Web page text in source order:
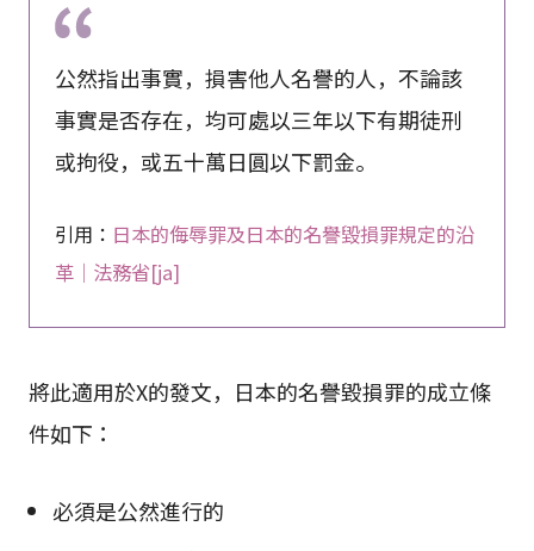
公然指出事實，損害他人名譽的人，不論該
事實是否存在，均可處以三年以下有期徒刑
或拘役，或五十萬日圓以下罰金。
引用： 日本的侮辱罪及日本的名譽毀損罪規定的沿
革｜法務省[ja]
將此適用於X的發文，日本的名譽毀損罪的成立條
件如下：
必須是公然進行的